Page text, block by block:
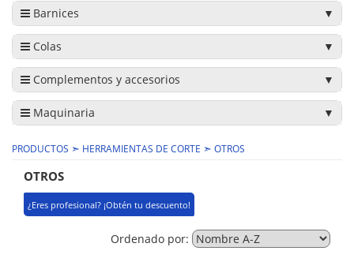
Barnices
Colas
Complementos y accesorios
Maquinaria
PRODUCTOS ➣ HERRAMIENTAS DE CORTE ➣ OTROS
OTROS
¿Eres profesional? ¡Obtén tu descuento!
Ordenado por: